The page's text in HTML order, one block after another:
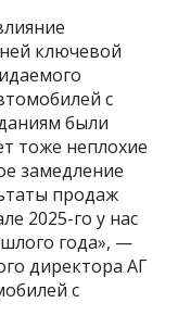
ключевой
с
были
тоже неплохие
замедление
продаж
2025-го у нас
года», —
директора АГ
с